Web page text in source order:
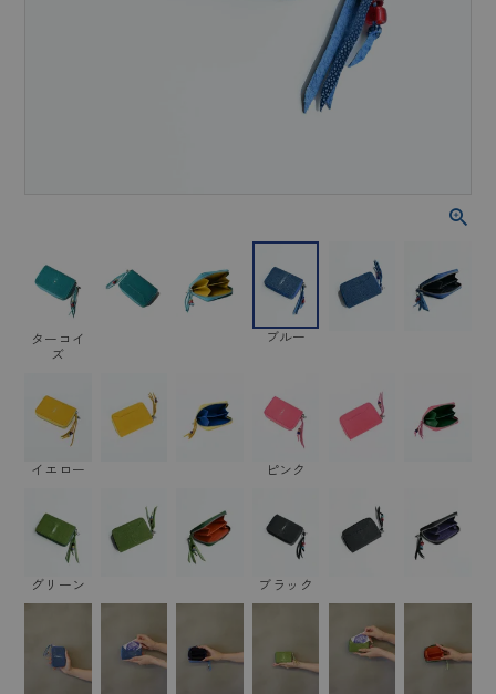
ターコイ
ズ
ブルー
イエロー ピンク
グリーン ブラック